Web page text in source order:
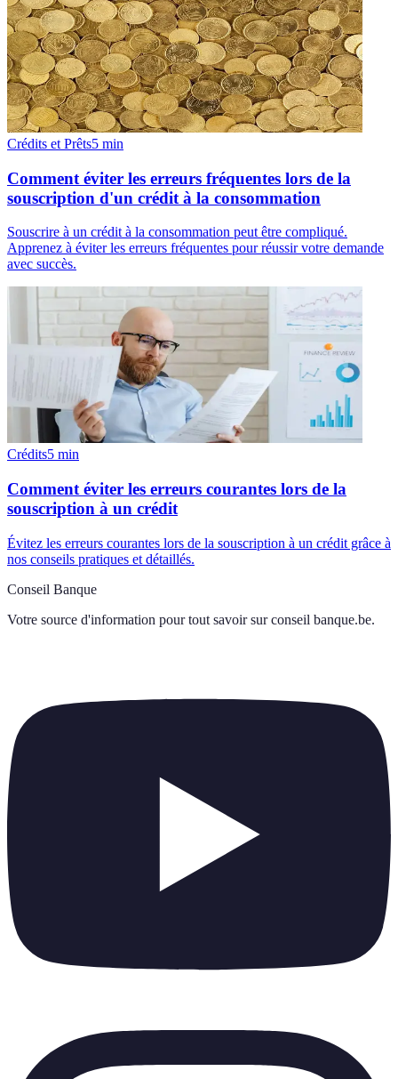
Crédits et Prêts5 min
Comment éviter les erreurs fréquentes lors de la
souscription d'un crédit à la consommation
Souscrire à un crédit à la consommation peut être compliqué.
Apprenez à éviter les erreurs fréquentes pour réussir votre demande
avec succès.
Crédits5 min
Comment éviter les erreurs courantes lors de la
souscription à un crédit
Évitez les erreurs courantes lors de la souscription à un crédit grâce à
nos conseils pratiques et détaillés.
Conseil Banque
Votre source d'information pour tout savoir sur conseil banque.be.